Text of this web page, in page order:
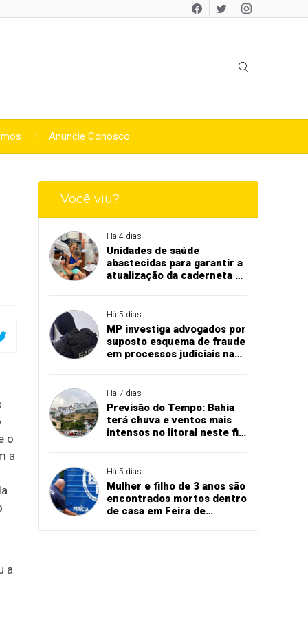
Anuncie Conosco
o
a
a
Você viu?
Há 4 dias
Unidades de saúde
abastecidas para garantir a
atualização da caderneta de
Há 5 dias
MP investiga advogados por
suposto esquema de fraude
em processos judiciais na
Há 7 dias
Previsão do Tempo: Bahia
terá chuva e ventos mais
intensos no litoral neste fim
Há 5 dias
Mulher e filho de 3 anos são
encontrados mortos dentro
de casa em Feira de